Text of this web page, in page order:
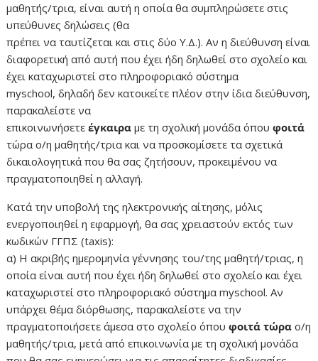
μαθητής/τρια, είναι αυτή η οποία θα συμπληρώσετε στις
υπεύθυνες δηλώσεις (θα
πρέπει να ταυτίζεται και στις δύο Υ.Δ.). Αν η διεύθυνση είναι
διαφορετική από αυτή που έχει ήδη δηλωθεί στο σχολείο και
έχει καταχωριστεί στο πληροφοριακό σύστημα
myschool, δηλαδή δεν κατοικείτε πλέον στην ίδια διεύθυνση,
παρακαλείστε να
επικοινωνήσετεέγκαιρα με τη σχολική μονάδα όπουφοιτά
τώρα ο/η μαθητής/τρια και να προσκομίσετε τα σχετικά
δικαιολογητικά που θα σας ζητήσουν, προκειμένου να
πραγματοποιηθεί η αλλαγή.
Κατά την υποβολή της ηλεκτρονικής αίτησης, μόλις
ενεργοποιηθεί η εφαρμογή, θα σας χρειαστούν εκτός των
κωδικών ΓΓΠΣ (taxis):
α) Η ακριβής ημερομηνία γέννησης του/της μαθητή/τριας, η
οποία είναι αυτή που έχει ήδη δηλωθεί στο σχολείο και έχει
καταχωριστεί στο πληροφοριακό σύστημα myschool. Αν
υπάρχει θέμα διόρθωσης, παρακαλείστε να την
πραγματοποιήσετε άμεσα στο σχολείο όπουφοιτά τώρα ο/η
μαθητής/τρια, μετά από επικοινωνία με τη σχολική μονάδα